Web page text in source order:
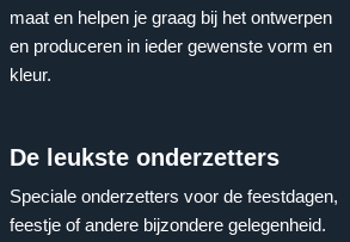
maat en helpen je graag bij het ontwerpen
en produceren in ieder gewenste vorm en
kleur.
De leukste onderzetters
Speciale onderzetters voor de feestdagen,
feestje of andere bijzondere gelegenheid.